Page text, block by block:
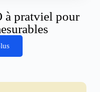
à pratviel pour